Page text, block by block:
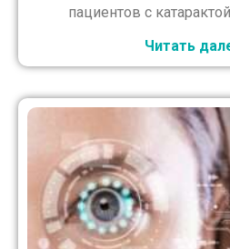
пациентов с
Читать